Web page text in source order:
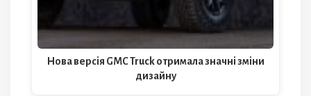
Нова версія GMC Truck отримала значні зміни
дизайну